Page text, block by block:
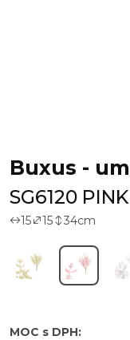
Buxus -
SG6120 PINK
15 15 34cm
MOC s DPH: